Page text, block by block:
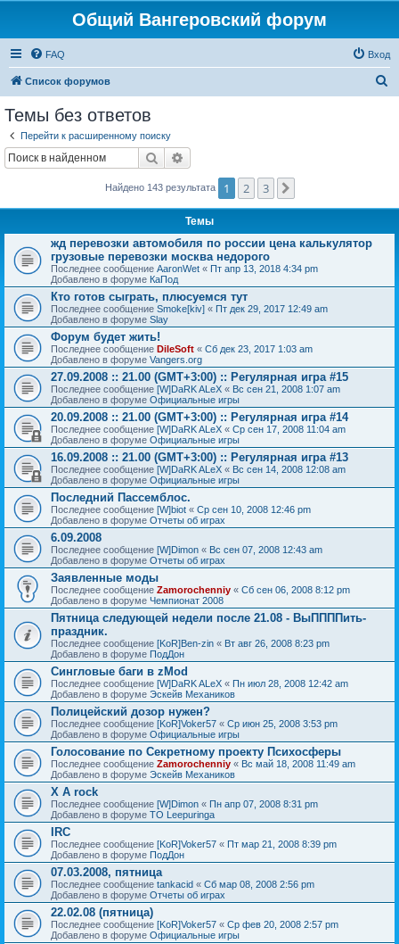
Общий Вангеровский форум
FAQ Вход
Список форумов
Темы без ответов
Перейти к расширенному поиску
Поиск
Найдено 143 результата 1 2 3
Темы
жд перевозки автомобиля по россии цена калькулятор
грузовые перевозки москва недорого
Последнее сообщение AaronWet « Пт апр 13, 2018 4:34 pm
Добавлено в форуме КаПод
Кто готов сыграть, плюсуемся тут
Последнее сообщение Smoke[kiv] « Пт дек 29, 2017 12:49 am
Добавлено в форуме Slay
Форум будет жить!
Последнее сообщение DileSoft « Сб дек 23, 2017 1:03 am
Добавлено в форуме Vangers.org
27.09.2008 :: 21.00 (GMT+3:00) :: Регулярная игра #15
Последнее сообщение [W]DaRK ALeX « Вс сен 21, 2008 1:07 am
Добавлено в форуме Официальные игры
20.09.2008 :: 21.00 (GMT+3:00) :: Регулярная игра #14
Последнее сообщение [W]DaRK ALeX « Ср сен 17, 2008 11:04 am
Добавлено в форуме Официальные игры
16.09.2008 :: 21.00 (GMT+3:00) :: Регулярная игра #13
Последнее сообщение [W]DaRK ALeX « Вс сен 14, 2008 12:08 am
Добавлено в форуме Официальные игры
Последний Пассемблос.
Последнее сообщение [W]biot « Ср сен 10, 2008 12:46 pm
Добавлено в форуме Отчеты об играх
6.09.2008
Последнее сообщение [W]Dimon « Вс сен 07, 2008 12:43 am
Добавлено в форуме Отчеты об играх
Заявленные моды
Последнее сообщение Zamorochenniy « Сб сен 06, 2008 8:12 pm
Добавлено в форуме Чемпионат 2008
Пятница следующей недели после 21.08 - ВыППППить-
праздник.
Последнее сообщение [KoR]Ben-zin « Вт авг 26, 2008 8:23 pm
Добавлено в форуме ПодДон
Сингловые баги в zMod
Последнее сообщение [W]DaRK ALeX « Пн июл 28, 2008 12:42 am
Добавлено в форуме Эскейв Механиков
Полицейский дозор нужен?
Последнее сообщение [KoR]Voker57 « Ср июн 25, 2008 3:53 pm
Добавлено в форуме Официальные игры
Голосование по Секретному проекту Психосферы
Последнее сообщение Zamorochenniy « Вс май 18, 2008 11:49 am
Добавлено в форуме Эскейв Механиков
X A rock
Последнее сообщение [W]Dimon « Пн апр 07, 2008 8:31 pm
Добавлено в форуме TO Leepuringa
IRC
Последнее сообщение [KoR]Voker57 « Пт мар 21, 2008 8:39 pm
Добавлено в форуме ПодДон
07.03.2008, пятница
Последнее сообщение tankacid « Сб мар 08, 2008 2:56 pm
Добавлено в форуме Отчеты об играх
22.02.08 (пятница)
Последнее сообщение [KoR]Voker57 « Ср фев 20, 2008 2:57 pm
Добавлено в форуме Официальные игры